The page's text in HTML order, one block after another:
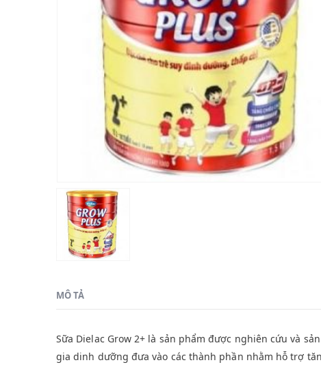
MÔ TẢ
Sữa Dielac Grow 2+ là sản phẩm được nghiên cứu và
gia dinh dưỡng đưa vào các thành phần nhằm hỗ trợ